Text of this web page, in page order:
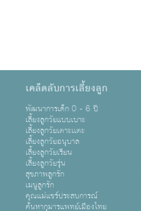
เคล็ดลับการเลี้ยงลูก
พัฒนาการเด็ก 0 - 6 ปี
เลี้ยงลูกวัยแบบเบาะ
เลี้ยงลูกวัยเตาะเเตะ
เลี้ยงลูกวัยอนุบาล
เลี้ยงลูกวัยเรียน
เลี้ยงลูกวัยรุ่น
สุขภาพลูกรัก
เมนูลูกรัก
คุณแม่แชร์ประสบการณ์
ค้นหากุมารแพทย์เมืองไทย